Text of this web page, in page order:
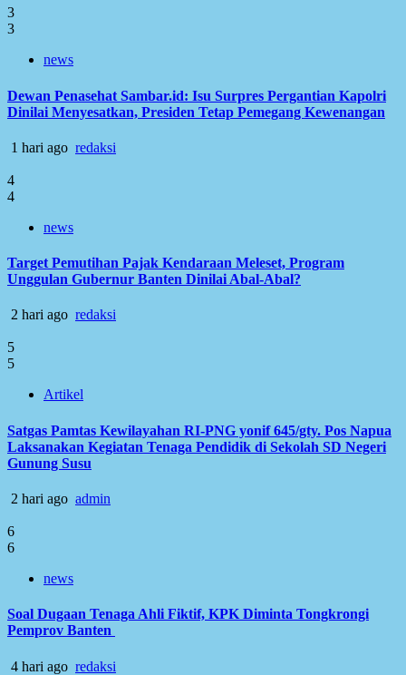
3
3
news
Dewan Penasehat Sambar.id: Isu Surpres Pergantian Kapolri
Dinilai Menyesatkan, Presiden Tetap Pemegang Kewenangan
1 hari ago redaksi
4
4
news
Target Pemutihan Pajak Kendaraan Meleset, Program
Unggulan Gubernur Banten Dinilai Abal-Abal?
2 hari ago redaksi
5
5
Artikel
Satgas Pamtas Kewilayahan RI-PNG yonif 645/gty. Pos Napua
Laksanakan Kegiatan Tenaga Pendidik di Sekolah SD Negeri
Gunung Susu
2 hari ago admin
6
6
news
Soal Dugaan Tenaga Ahli Fiktif, KPK Diminta Tongkrongi
Pemprov Banten
4 hari ago redaksi